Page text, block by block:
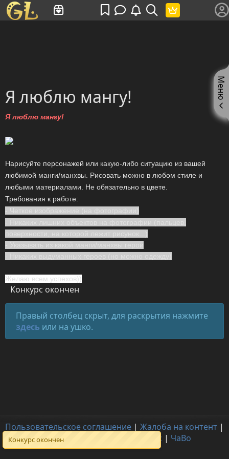
Я люблю мангу!
Я люблю мангу!
Нарисуйте персонажей или какую-либо ситуацию из вашей
любимой манги/манхвы. Рисовать можно в любом стиле и
любыми материалами. Не обязательно в цвете.
Требования к работе:
Желаю всем успехов))
Конкурс окончен
Правый столбец скрыт, для раскрытия нажмите
здесь или на ушко.
Меню
Конкурс окончен
Пользовательское соглашение | Жалоба на контент |
Для правообладателей
О нас | ЧаВо